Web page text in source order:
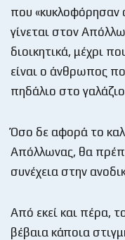
που «κυκλοφόρησαν
γίνεται στον
διοικητικά, μέχρι
είναι ο άνθρωπος
πηδάλιο στο
Όσο δε αφορά το
Απόλλωνας, θα
συνέχεια στην
Από εκεί και πέρα,
βέβαια κάποια